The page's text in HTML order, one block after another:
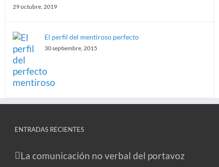
29 octubre, 2019
El perfil del mentiroso perfecto
30 septiembre, 2015
ENTRADAS RECIENTES
La comunicación no verbal del portavoz